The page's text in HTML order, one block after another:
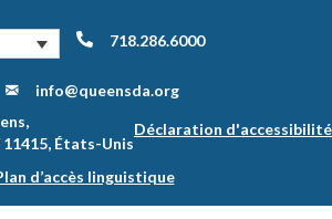
718.286.6000
info@queensda.org
11415, États-Unis
Déclaration d'accessibilité
d’accès linguistique